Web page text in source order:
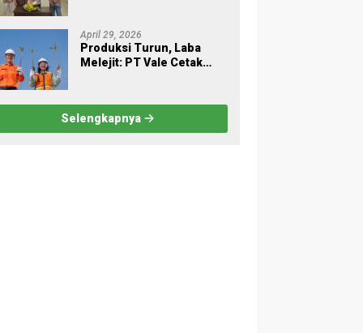
Nasional
April 29, 2026
Produksi Turun, Laba
Melejit: PT Vale Cetak
Selengkapnya